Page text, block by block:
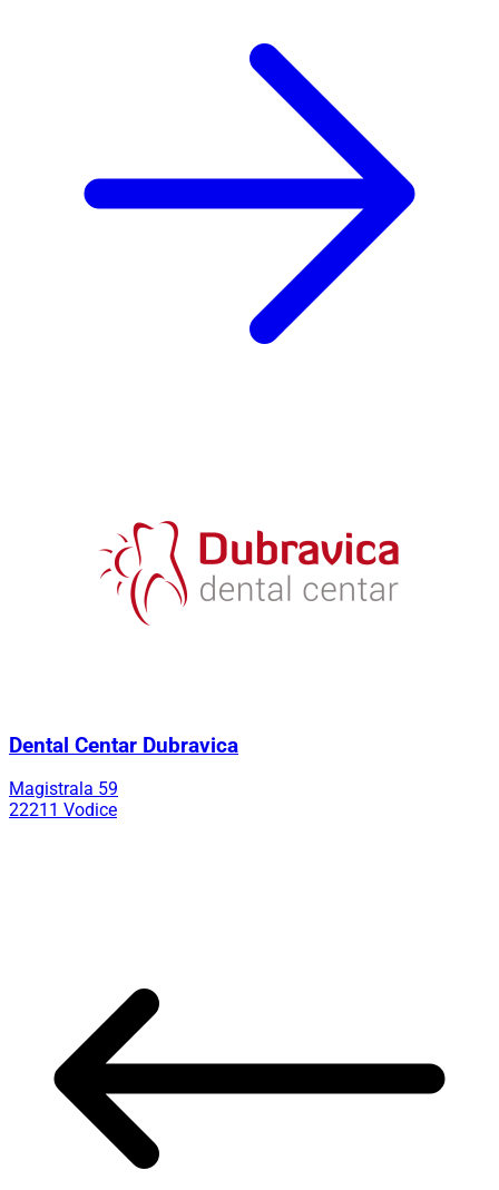
Dental Centar Dubravica
Magistrala 59
22211 Vodice